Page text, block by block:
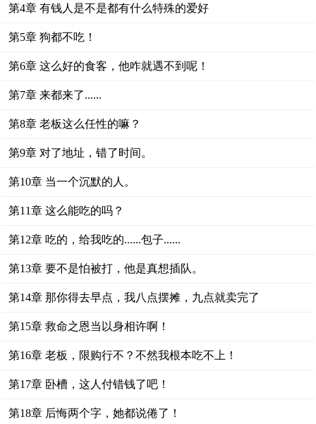
第4章 有钱人是不是都有什么特殊的爱好
第5章 狗都不吃！
第6章 这么好的食客，他咋就遇不到呢！
第7章 来都来了......
第8章 老板这么任性的嘛？
第9章 对了地址，错了时间。
第10章 当一个沉默的人。
第11章 这么能吃的吗？
第12章 吃的，给我吃的......包子......
第13章 要不是怕被打，他是真想插队。
第14章 那你得去早点，我八点摆摊，九点就卖完了
第15章 救命之恩当以身相许啊！
第16章 老板，限购行不？不然我根本吃不上！
第17章 卧槽，这人付错钱了吧！
第18章 后悔两个字，她都说倦了！